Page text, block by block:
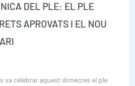
DEL PLE: EL PLE
APROVATS I EL NOU
va celebrar aquest dimecres el ple